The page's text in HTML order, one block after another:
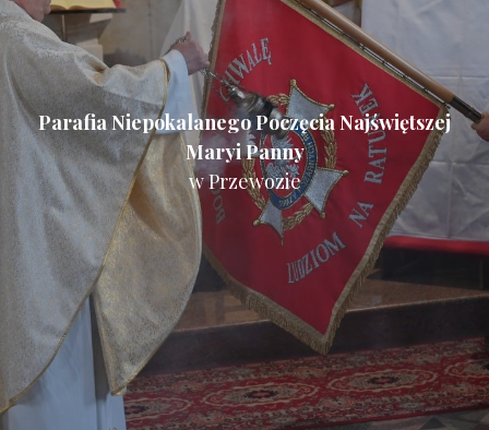
Parafia Niepokalanego Poczęcia Najświętszej
Maryi Panny
w Przewozie